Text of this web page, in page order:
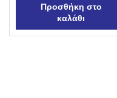
Προσθήκη στο
καλάθι